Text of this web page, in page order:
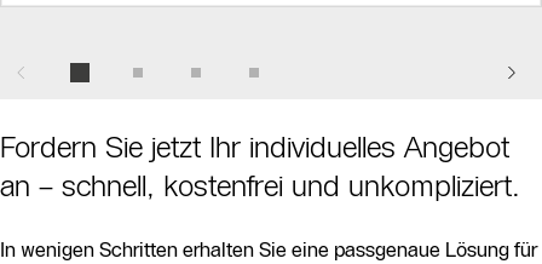
Fordern Sie jetzt Ihr individuelles Angebot
an – schnell, kostenfrei und unkompliziert.
In wenigen Schritten erhalten Sie eine passgenaue Lösung für